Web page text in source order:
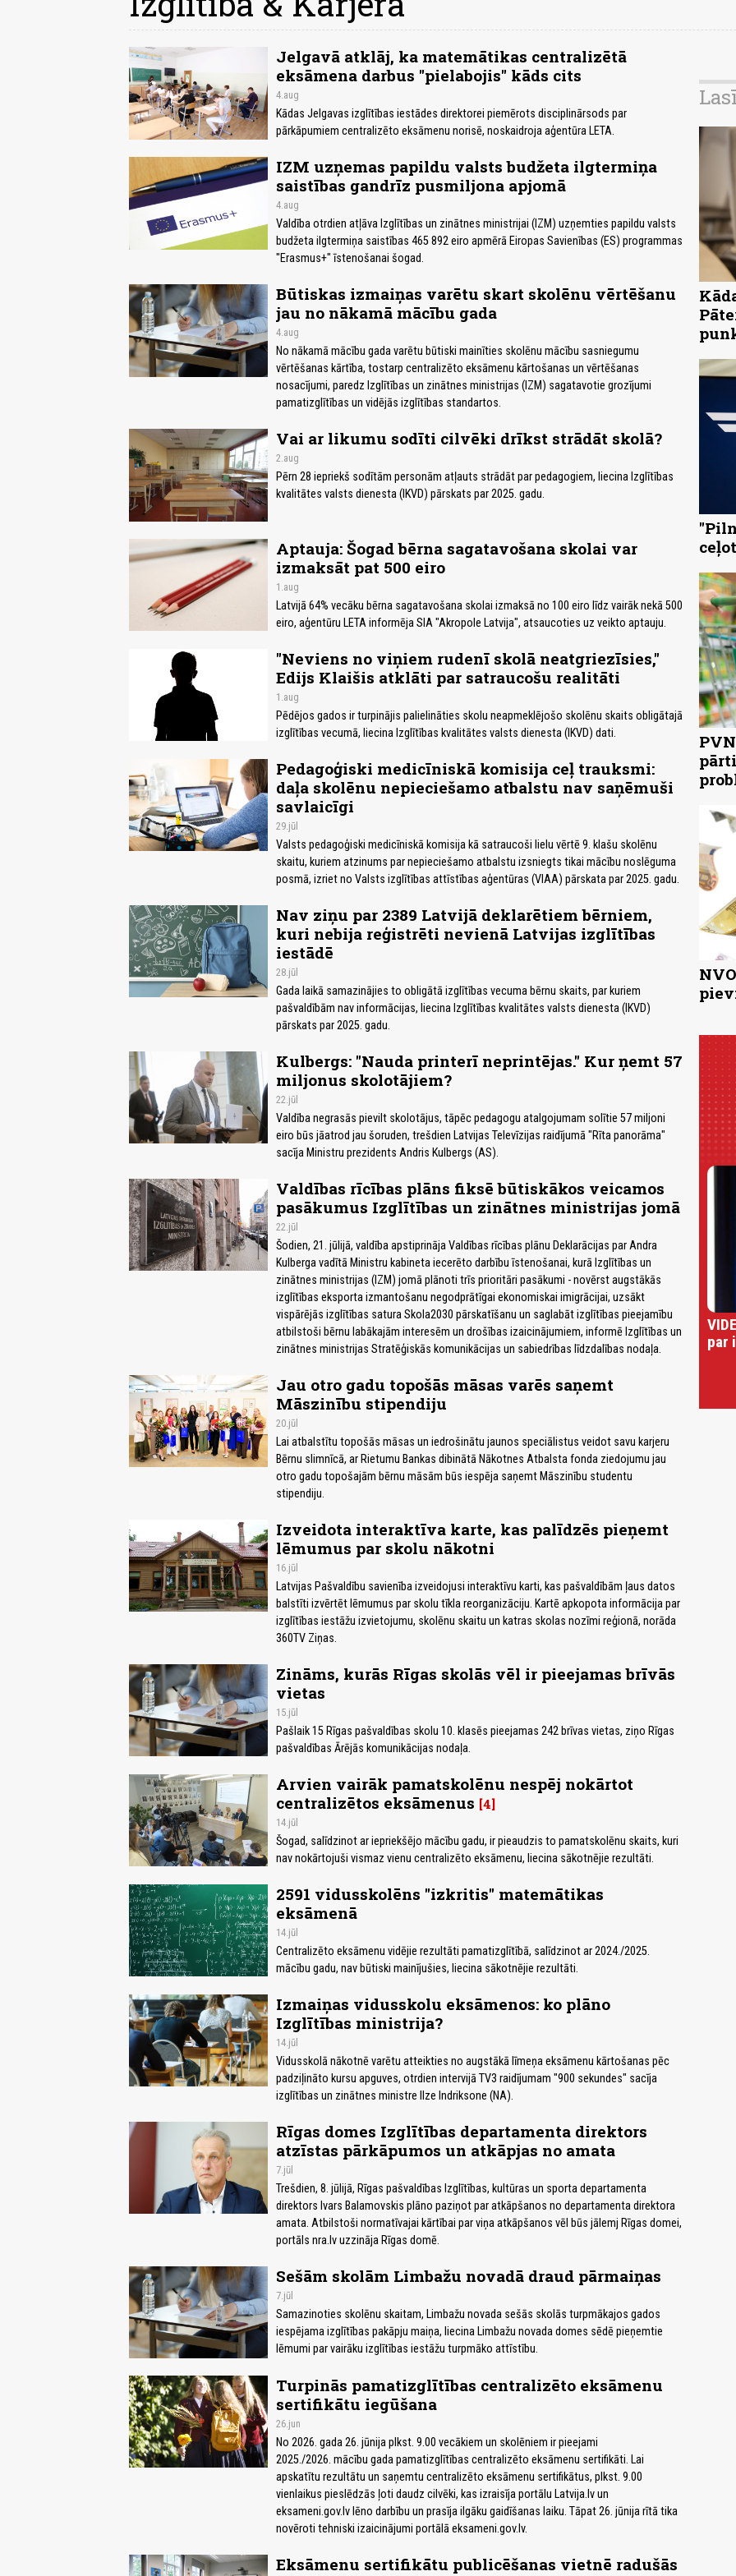
Jelgavā atklāj, ka matemātikas centralizētā
eksāmena darbus "pielabojis" kāds cits
4.aug
Kādas Jelgavas izglītības iestādes direktorei piemērots disciplinārsods par
pārkāpumiem centralizēto eksāmenu norisē, noskaidroja aģentūra LETA.
IZM uzņemas papildu valsts budžeta ilgtermiņa
saistības gandrīz pusmiljona apjomā
4.aug
Valdība otrdien atļāva Izglītības un zinātnes ministrijai (IZM) uzņemties papildu valsts
budžeta ilgtermiņa saistības 465 892 eiro apmērā Eiropas Savienības (ES) programmas
"Erasmus+" īstenošanai šogad.
Būtiskas izmaiņas varētu skart skolēnu vērtēšanu
jau no nākamā mācību gada
4.aug
No nākamā mācību gada varētu būtiski mainīties skolēnu mācību sasniegumu
vērtēšanas kārtība, tostarp centralizēto eksāmenu kārtošanas un vērtēšanas
nosacījumi, paredz Izglītības un zinātnes ministrijas (IZM) sagatavotie grozījumi
pamatizglītības un vidējās izglītības standartos.
Vai ar likumu sodīti cilvēki drīkst strādāt skolā?
2.aug
Pērn 28 iepriekš sodītām personām atļauts strādāt par pedagogiem, liecina Izglītības
kvalitātes valsts dienesta (IKVD) pārskats par 2025. gadu.
Aptauja: Šogad bērna sagatavošana skolai var
izmaksāt pat 500 eiro
1.aug
Latvijā 64% vecāku bērna sagatavošana skolai izmaksā no 100 eiro līdz vairāk nekā 500
eiro, aģentūru LETA informēja SIA "Akropole Latvija", atsaucoties uz veikto aptauju.
"Neviens no viņiem rudenī skolā neatgriezīsies,"
Edijs Klaišis atklāti par satraucošu realitāti
1.aug
Pēdējos gados ir turpinājis palielināties skolu neapmeklējošo skolēnu skaits obligātajā
izglītības vecumā, liecina Izglītības kvalitātes valsts dienesta (IKVD) dati.
Pedagoģiski medicīniskā komisija ceļ trauksmi:
daļa skolēnu nepieciešamo atbalstu nav saņēmuši
savlaicīgi
29.jūl
Valsts pedagoģiski medicīniskā komisija kā satraucoši lielu vērtē 9. klašu skolēnu
skaitu, kuriem atzinums par nepieciešamo atbalstu izsniegts tikai mācību noslēguma
posmā, izriet no Valsts izglītības attīstības aģentūras (VIAA) pārskata par 2025. gadu.
Nav ziņu par 2389 Latvijā deklarētiem bērniem,
kuri nebija reģistrēti nevienā Latvijas izglītības
iestādē
28.jūl
Gada laikā samazinājies to obligātā izglītības vecuma bērnu skaits, par kuriem
pašvaldībām nav informācijas, liecina Izglītības kvalitātes valsts dienesta (IKVD)
pārskats par 2025. gadu.
Kulbergs: "Nauda printerī neprintējas." Kur ņemt 57
miljonus skolotājiem?
22.jūl
Valdība negrasās pievilt skolotājus, tāpēc pedagogu atalgojumam solītie 57 miljoni
eiro būs jāatrod jau šoruden, trešdien Latvijas Televīzijas raidījumā "Rīta panorāma"
sacīja Ministru prezidents Andris Kulbergs (AS).
Valdības rīcības plāns fiksē būtiskākos veicamos
pasākumus Izglītības un zinātnes ministrijas jomā
22.jūl
Šodien, 21. jūlijā, valdība apstiprināja Valdības rīcības plānu Deklarācijas par Andra
Kulberga vadītā Ministru kabineta iecerēto darbību īstenošanai, kurā Izglītības un
zinātnes ministrijas (IZM) jomā plānoti trīs prioritāri pasākumi - novērst augstākās
izglītības eksporta izmantošanu negodprātīgai ekonomiskai imigrācijai, uzsākt
vispārējās izglītības satura Skola2030 pārskatīšanu un saglabāt izglītības pieejamību
atbilstoši bērnu labākajām interesēm un drošības izaicinājumiem, informē Izglītības un
zinātnes ministrijas Stratēģiskās komunikācijas un sabiedrības līdzdalības nodaļa.
Jau otro gadu topošās māsas varēs saņemt
Māszinību stipendiju
20.jūl
Lai atbalstītu topošās māsas un iedrošinātu jaunos speciālistus veidot savu karjeru
Bērnu slimnīcā, ar Rietumu Bankas dibinātā Nākotnes Atbalsta fonda ziedojumu jau
otro gadu topošajām bērnu māsām būs iespēja saņemt Māszinību studentu
stipendiju.
Izveidota interaktīva karte, kas palīdzēs pieņemt
lēmumus par skolu nākotni
16.jūl
Latvijas Pašvaldību savienība izveidojusi interaktīvu karti, kas pašvaldībām ļaus datos
balstīti izvērtēt lēmumus par skolu tīkla reorganizāciju. Kartē apkopota informācija par
izglītības iestāžu izvietojumu, skolēnu skaitu un katras skolas nozīmi reģionā, norāda
360TV Ziņas.
Zināms, kurās Rīgas skolās vēl ir pieejamas brīvās
vietas
15.jūl
Pašlaik 15 Rīgas pašvaldības skolu 10. klasēs pieejamas 242 brīvas vietas, ziņo Rīgas
pašvaldības Ārējās komunikācijas nodaļa.
Arvien vairāk pamatskolēnu nespēj nokārtot
centralizētos eksāmenus 4
14.jūl
Šogad, salīdzinot ar iepriekšējo mācību gadu, ir pieaudzis to pamatskolēnu skaits, kuri
nav nokārtojuši vismaz vienu centralizēto eksāmenu, liecina sākotnējie rezultāti.
2591 vidusskolēns "izkritis" matemātikas
eksāmenā
14.jūl
Centralizēto eksāmenu vidējie rezultāti pamatizglītībā, salīdzinot ar 2024./2025.
mācību gadu, nav būtiski mainījušies, liecina sākotnējie rezultāti.
Izmaiņas vidusskolu eksāmenos: ko plāno
Izglītības ministrija?
14.jūl
Vidusskolā nākotnē varētu atteikties no augstākā līmeņa eksāmenu kārtošanas pēc
padziļināto kursu apguves, otrdien intervijā TV3 raidījumam "900 sekundes" sacīja
izglītības un zinātnes ministre Ilze Indriksone (NA).
Rīgas domes Izglītības departamenta direktors
atzīstas pārkāpumos un atkāpjas no amata
7.jūl
Trešdien, 8. jūlijā, Rīgas pašvaldības Izglītības, kultūras un sporta departamenta
direktors Ivars Balamovskis plāno paziņot par atkāpšanos no departamenta direktora
amata. Atbilstoši normatīvajai kārtībai par viņa atkāpšanos vēl būs jālemj Rīgas domei,
portāls nra.lv uzzināja Rīgas domē.
Sešām skolām Limbažu novadā draud pārmaiņas
7.jūl
Samazinoties skolēnu skaitam, Limbažu novada sešās skolās turpmākajos gados
iespējama izglītības pakāpju maiņa, liecina Limbažu novada domes sēdē pieņemtie
lēmumi par vairāku izglītības iestāžu turpmāko attīstību.
Turpinās pamatizglītības centralizēto eksāmenu
sertifikātu iegūšana
26.jun
No 2026. gada 26. jūnija plkst. 9.00 vecākiem un skolēniem ir pieejami
2025./2026. mācību gada pamatizglītības centralizēto eksāmenu sertifikāti. Lai
apskatītu rezultātu un saņemtu centralizēto eksāmenu sertifikātus, plkst. 9.00
vienlaikus pieslēdzās ļoti daudz cilvēki, kas izraisīja portālu Latvija.lv un
eksameni.gov.lv lēno darbību un prasīja ilgāku gaidīšanas laiku. Tāpat 26. jūnija rītā tika
novēroti tehniski izaicinājumi portālā eksameni.gov.lv.
Eksāmenu sertifikātu publicēšanas vietnē radušās
par